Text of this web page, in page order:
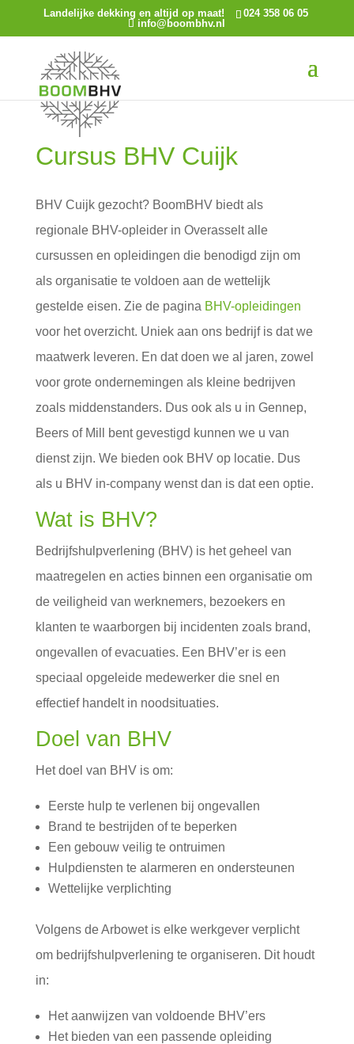
Landelijke dekking en altijd op maat!
024 358 06 05
info@boombhv.nl
Cursus BHV Cuijk
BHV Cuijk gezocht? BoomBHV biedt als
regionale BHV-opleider in Overasselt alle
cursussen en opleidingen die benodigd zijn om
als organisatie te voldoen aan de wettelijk
gestelde eisen. Zie de pagina BHV-opleidingen
voor het overzicht. Uniek aan ons bedrijf is dat we
maatwerk leveren. En dat doen we al jaren, zowel
voor grote ondernemingen als kleine bedrijven
zoals middenstanders. Dus ook als u in Gennep,
Beers of Mill bent gevestigd kunnen we u van
dienst zijn. We bieden ook BHV op locatie. Dus
als u BHV in-company wenst dan is dat een optie.
Wat is BHV?
Bedrijfshulpverlening (BHV) is het geheel van
maatregelen en acties binnen een organisatie om
de veiligheid van werknemers, bezoekers en
klanten te waarborgen bij incidenten zoals brand,
ongevallen of evacuaties. Een BHV’er is een
speciaal opgeleide medewerker die snel en
effectief handelt in noodsituaties.
Doel van BHV
Het doel van BHV is om:
Eerste hulp te verlenen bij ongevallen
Brand te bestrijden of te beperken
Een gebouw veilig te ontruimen
Hulpdiensten te alarmeren en ondersteunen
Wettelijke verplichting
Volgens de Arbowet is elke werkgever verplicht
om bedrijfshulpverlening te organiseren. Dit houdt
in:
Het aanwijzen van voldoende BHV’ers
Het bieden van een passende opleiding